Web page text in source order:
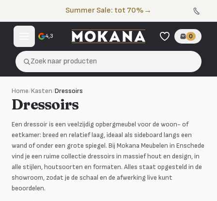
Summer Sale: tot 70% →
4,3 0
Zoek naar producten
Home/Kasten/Dressoirs
Dressoirs
Een dressoir is een veelzijdig opbergmeubel voor de woon- of
eetkamer: breed en relatief laag, ideaal als sideboard langs een
wand of onder een grote spiegel. Bij Mokana Meubelen in Enschede
vind je een ruime collectie dressoirs in massief hout en design, in
alle stijlen, houtsoorten en formaten. Alles staat opgesteld in de
showroom, zodat je de schaal en de afwerking live kunt
beoordelen.